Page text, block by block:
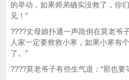
的举动，如果师弟确实没救了，你
见！”
????丈母娘扑通一声跪倒在莫老爷
人家一定要救救小寒，如果小寒有
了。”
????莫老爷子有些生气道：“那也要